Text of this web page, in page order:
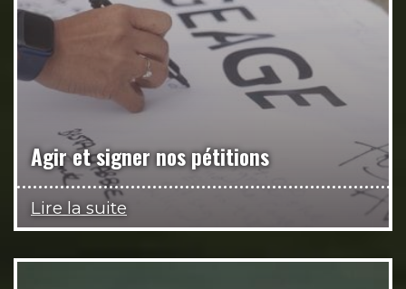
Agir et signer nos pétitions
Lire la suite